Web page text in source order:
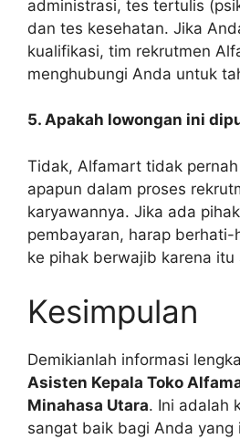
administrasi, tes tertulis
dan tes kesehatan. Jika
kualifikasi, tim rekrutmen
menghubungi Anda untuk
5. Apakah lowongan ini
Tidak, Alfamart tidak
apapun dalam proses
karyawannya. Jika ada
pembayaran, harap berhati-
ke pihak berwajib karena itu
Kesimpulan
Demikianlah informasi
Asisten Kepala Toko
Minahasa Utara. Ini adalah
sangat baik bagi Anda yang